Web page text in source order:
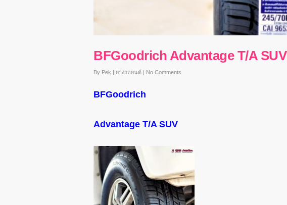
BFGoodrich Advantage T/A SUV
By Pek | ยางรถยนต์ | No Comments
BFGoodrich
Advantage T/A SUV